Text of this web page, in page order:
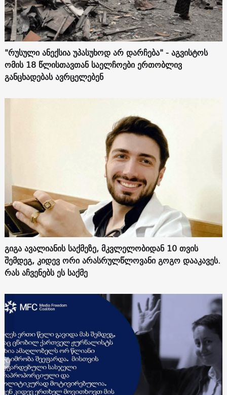
"რუსული ანექსია უპასუხოდ არ დარჩება" - აგვისტოს
ომის 18 წლისთავთან საელჩოები ერთობლივ
განცხადებას ავრცელებენ
გიგა ავალიანის საქმეზე, მკვლელობიდან 10 თვის
შემდეგ, კიდევ ორი არასრულწლოვანი გოგო დააკავეს.
რას აჩვენებს ეს საქმე